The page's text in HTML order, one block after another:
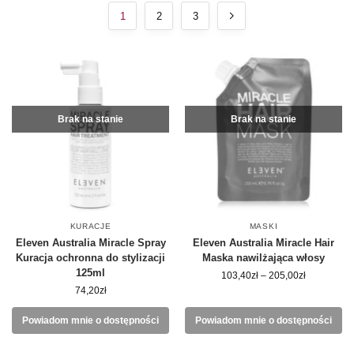
1 2 3
Brak na stanie
KURACJE
Eleven Australia Miracle Spray
Kuracja ochronna do stylizacji
125ml
74,20zł
Powiadom mnie o dostępności
Brak na stanie
MASKI
Eleven Australia Miracle Hair
Maska nawilżająca włosy
103,40zł – 205,00zł
Powiadom mnie o dostępności